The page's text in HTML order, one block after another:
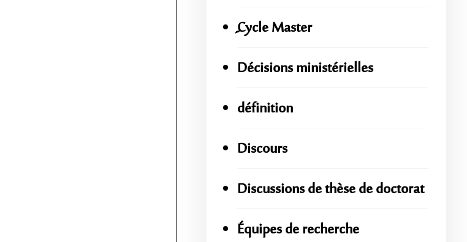
ِِِCycle Master
Décisions ministérielles
définition
Discours
Discussions de thèse de doctorat
Équipes de recherche